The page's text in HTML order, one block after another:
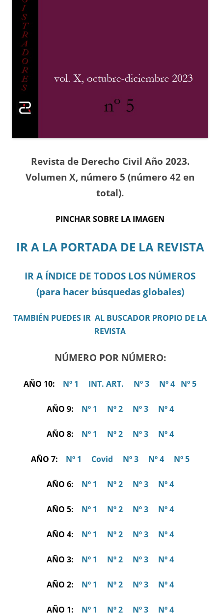
Revista de Derecho Civil Año 2023.
Volumen X, número 5 (número 42 en
total).
PINCHAR SOBRE LA IMAGEN
IR A LA PORTADA DE LA REVISTA
IR A ÍNDICE DE TODOS LOS NÚMEROS
(para hacer búsquedas globales)
TAMBIÉN PUEDES IR AL BUSCADOR PROPIO DE LA
REVISTA
NÚMERO POR NÚMERO:
AÑO 10: Nº 1 INT. ART. Nº 3 Nº 4 Nº 5
AÑO 9: Nº 1 Nº 2 Nº 3 Nº 4
AÑO 8: Nº 1 Nº 2 Nº 3 Nº 4
AÑO 7: Nº 1 Covid Nº 3 Nº 4 Nº 5
AÑO 6: Nº 1 Nº 2 Nº 3 Nº 4
AÑO 5: Nº 1 Nº 2 Nº 3 Nº 4
AÑO 4: Nº 1 Nº 2 Nº 3 Nº 4
AÑO 3: Nº 1 Nº 2 Nº 3 Nº 4
AÑO 2: Nº 1 Nº 2 Nº 3 Nº 4
AÑO 1: Nº 1 Nº 2 Nº 3 Nº 4